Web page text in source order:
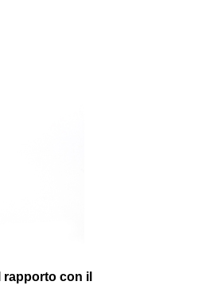
rapporto con il